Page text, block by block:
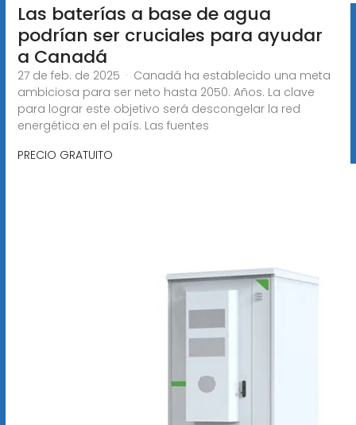
Las baterías a base de agua
podrían ser cruciales para ayudar
a Canadá
27 de feb. de 2025 · Canadá ha establecido una meta
ambiciosa para ser neto hasta 2050. Años. La clave
para lograr este objetivo será descongelar la red
energética en el país. Las fuentes
PRECIO GRATUITO